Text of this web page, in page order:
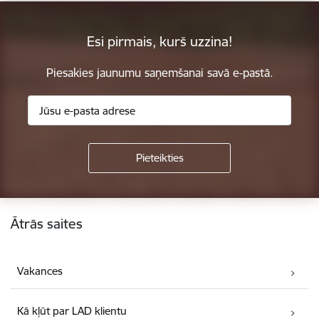
Esi pirmais, kurš uzzina!
Piesakies jaunumu saņemšanai savā e-pastā.
Kājene
Ātrās saites
Vakances
Kā kļūt par LAD klientu